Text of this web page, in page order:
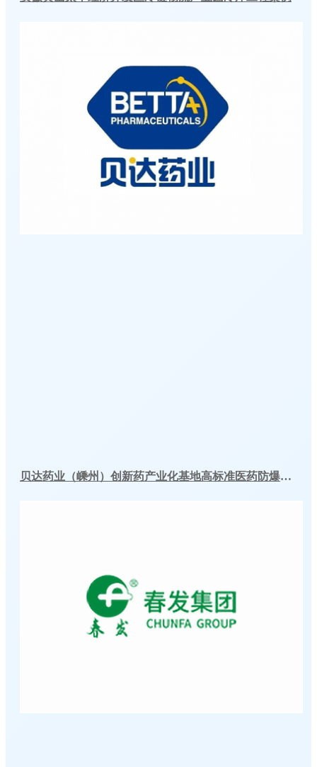
贝达药业（嵊州）创新药产业化基地高标准医药防爆冷库建造工程案例